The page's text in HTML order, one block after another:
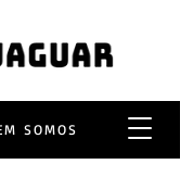
SOMOS